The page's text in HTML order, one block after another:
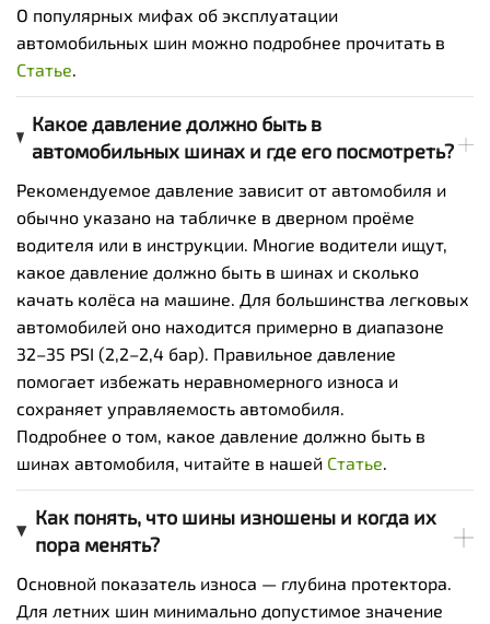
О популярных мифах об эксплуатации
автомобильных шин можно подробнее прочитать в
Статье.
Какое давление должно быть в
автомобильных шинах и где его посмотреть?
Рекомендуемое давление зависит от автомобиля и
обычно указано на табличке в дверном проёме
водителя или в инструкции. Многие водители ищут,
какое давление должно быть в шинах и сколько
качать колёса на машине. Для большинства легковых
автомобилей оно находится примерно в диапазоне
32–35 PSI (2,2–2,4 бар). Правильное давление
помогает избежать неравномерного износа и
сохраняет управляемость автомобиля.
Подробнее о том, какое давление должно быть в
шинах автомобиля, читайте в нашей Статье.
Как понять, что шины изношены и когда их
пора менять?
Основной показатель износа — глубина протектора.
Для летних шин минимально допустимое значение